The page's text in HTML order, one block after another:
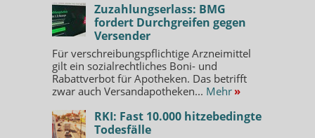
Zuzahlungserlass: BMG
fordert Durchgreifen gegen
Versender
Für verschreibungspflichtige Arzneimittel
gilt ein sozialrechtliches Boni- und
Rabattverbot für Apotheken. Das betrifft
zwar auch Versandapotheken... Mehr »
RKI: Fast 10.000 hitzebedingte
Todesfälle